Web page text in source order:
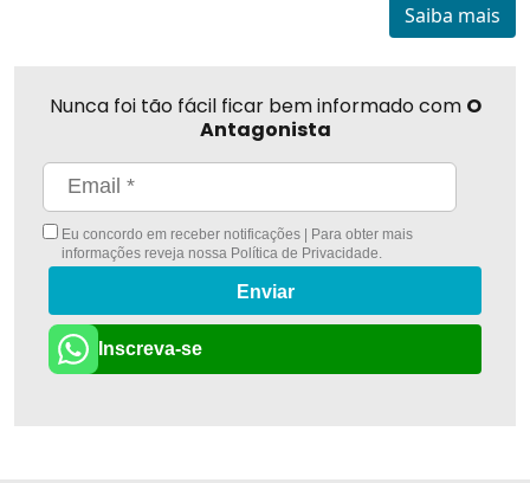
Saiba mais
Nunca foi tão fácil ficar bem informado com O
Antagonista
Eu concordo em receber notificações | Para obter mais
informações reveja nossa Política de Privacidade.
Enviar
Inscreva-se